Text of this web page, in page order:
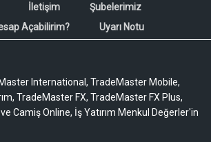
İletişim
Şubelerimiz
Açabilirim?
Uyarı Notu
International, TradeMaster Mobile,
TradeMaster FX, TradeMaster FX Plus,
Camiş Online, İş Yatırım Menkul Değerler'in